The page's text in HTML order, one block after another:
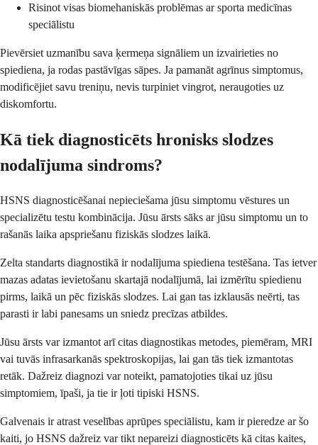
Risinot visas biomehaniskās problēmas ar sporta medicīnas
speciālistu
Pievērsiet uzmanību sava ķermeņa signāliem un izvairieties no
spiediena, ja rodas pastāvīgas sāpes. Ja pamanāt agrīnus simptomus,
modificējiet savu treniņu, nevis turpiniet vingrot, neraugoties uz
diskomfortu.
Kā tiek diagnosticēts hronisks slodzes
nodalījuma sindroms?
HSNS diagnosticēšanai nepieciešama jūsu simptomu vēstures un
specializētu testu kombinācija. Jūsu ārsts sāks ar jūsu simptomu un to
rašanās laika apspriešanu fiziskās slodzes laikā.
Zelta standarts diagnostikā ir nodalījuma spiediena testēšana. Tas ietver
mazas adatas ievietošanu skartajā nodalījumā, lai izmērītu spiedienu
pirms, laikā un pēc fiziskās slodzes. Lai gan tas izklausās neērti, tas
parasti ir labi panesams un sniedz precīzas atbildes.
Jūsu ārsts var izmantot arī citas diagnostikas metodes, piemēram, MRI
vai tuvās infrasarkanās spektroskopijas, lai gan tās tiek izmantotas
retāk. Dažreiz diagnozi var noteikt, pamatojoties tikai uz jūsu
simptomiem, īpaši, ja tie ir ļoti tipiski HSNS.
Galvenais ir atrast veselības aprūpes speciālistu, kam ir pieredze ar šo
kaiti, jo HSNS dažreiz var tikt nepareizi diagnosticēts kā citas kaites,